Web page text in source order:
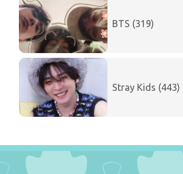
BTS (319)
Stray Kids (443)